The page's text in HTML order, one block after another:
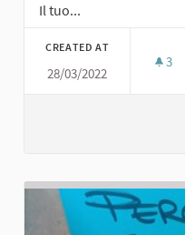
Il tuo...
CREATED AT
28/03/2022
3